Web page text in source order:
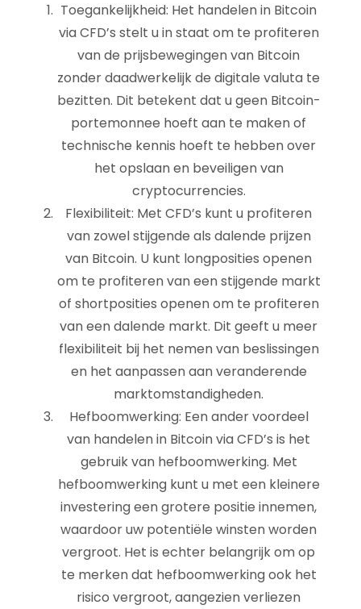
Toegankelijkheid: Het handelen in Bitcoin
via CFD’s stelt u in staat om te profiteren
van de prijsbewegingen van Bitcoin
zonder daadwerkelijk de digitale valuta te
bezitten. Dit betekent dat u geen Bitcoin-
portemonnee hoeft aan te maken of
technische kennis hoeft te hebben over
het opslaan en beveiligen van
cryptocurrencies.
Flexibiliteit: Met CFD’s kunt u profiteren
van zowel stijgende als dalende prijzen
van Bitcoin. U kunt longposities openen
om te profiteren van een stijgende markt
of shortposities openen om te profiteren
van een dalende markt. Dit geeft u meer
flexibiliteit bij het nemen van beslissingen
en het aanpassen aan veranderende
marktomstandigheden.
Hefboomwerking: Een ander voordeel
van handelen in Bitcoin via CFD’s is het
gebruik van hefboomwerking. Met
hefboomwerking kunt u met een kleinere
investering een grotere positie innemen,
waardoor uw potentiële winsten worden
vergroot. Het is echter belangrijk om op
te merken dat hefboomwerking ook het
risico vergroot, aangezien verliezen